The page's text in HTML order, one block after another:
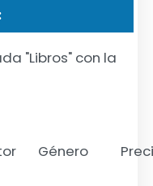
"Libros" con la
Género